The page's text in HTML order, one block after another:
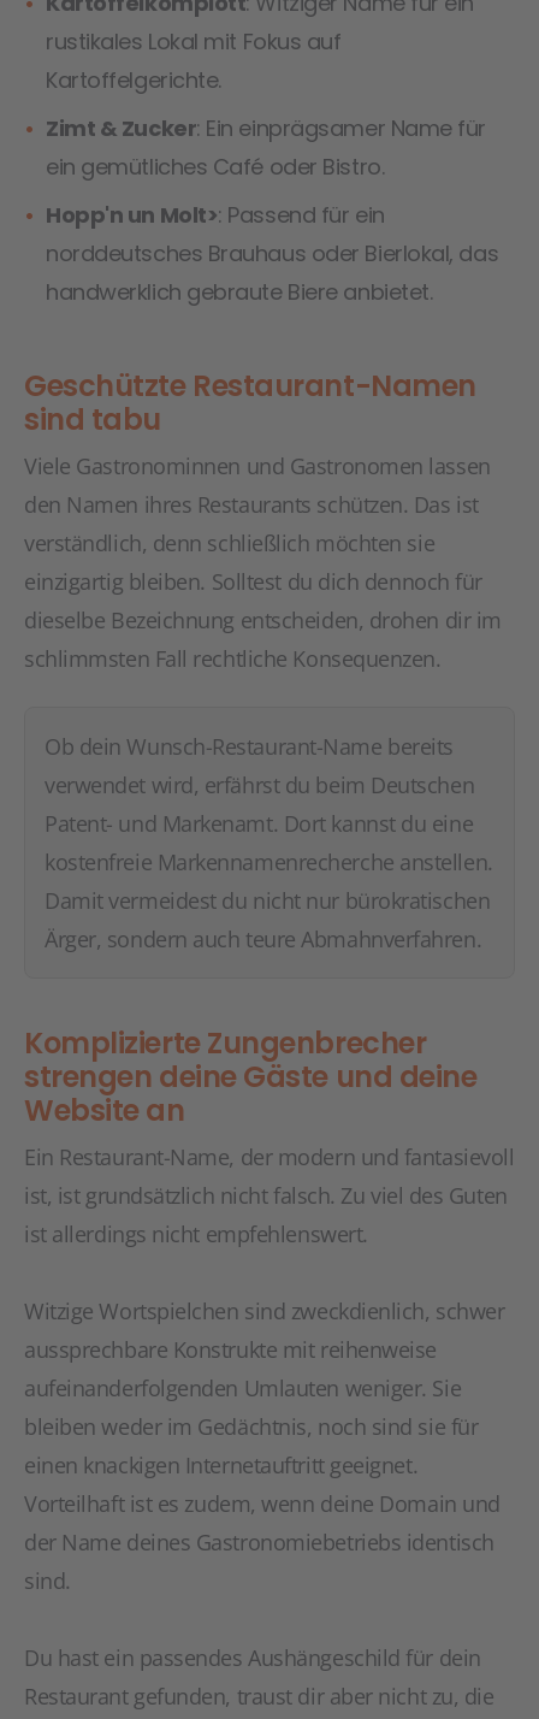
rustikales Lokal mit Fokus auf
Kartoffelgerichte.
Zimt & Zucker: Ein einprägsamer Name für
ein gemütliches Café oder Bistro.
Hopp'n un Molt>: Passend für ein
norddeutsches Brauhaus oder Bierlokal, das
handwerklich gebraute Biere anbietet.
Geschützte Restaurant-Namen
sind tabu
Viele Gastronominnen und Gastronomen lassen
den Namen ihres Restaurants schützen. Das ist
verständlich, denn schließlich möchten sie
einzigartig bleiben. Solltest du dich dennoch für
dieselbe Bezeichnung entscheiden, drohen dir im
schlimmsten Fall rechtliche Konsequenzen.
Ob dein Wunsch-Restaurant-Name bereits
verwendet wird, erfährst du beim Deutschen
Patent- und Markenamt. Dort kannst du eine
kostenfreie Markennamenrecherche anstellen.
Damit vermeidest du nicht nur bürokratischen
Ärger, sondern auch teure Abmahnverfahren.
Komplizierte Zungenbrecher
strengen deine Gäste und deine
Website an
Ein Restaurant-Name, der modern und fantasievoll
ist, ist grundsätzlich nicht falsch. Zu viel des Guten
ist allerdings nicht empfehlenswert.
Witzige Wortspielchen sind zweckdienlich, schwer
aussprechbare Konstrukte mit reihenweise
aufeinanderfolgenden Umlauten weniger. Sie
bleiben weder im Gedächtnis, noch sind sie für
einen knackigen Internetauftritt geeignet.
Vorteilhaft ist es zudem, wenn deine Domain und
der Name deines Gastronomiebetriebs identisch
sind.
Du hast ein passendes Aushängeschild für dein
Restaurant gefunden, traust dir aber nicht zu, die